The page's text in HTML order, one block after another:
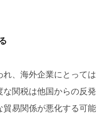
、海外企業にとっては
関税は他国からの反発
易関係が悪化する可能